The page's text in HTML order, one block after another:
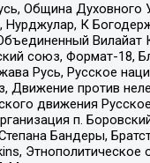
Община Духовного
К
союз, Формат-18,
Русь, Русское
против
движения
п.
Бандеры,